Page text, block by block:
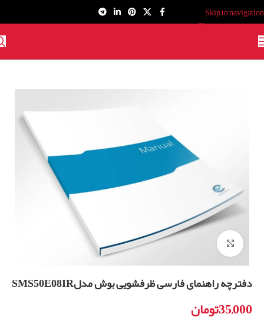
Skip to navigation
Skip to main content
برای بزرگنمایی کلیک کنید
دفترچه راهنمای فارسی ظرفشویی بوش مدلSMS50E08IR
35,000تومان